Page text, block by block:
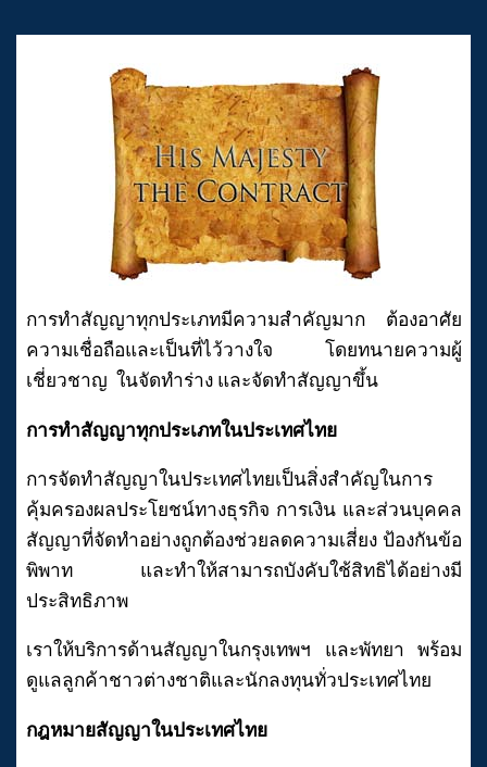
การทำสัญญาทุกประเภทมีความสำคัญมาก ต้องอาศัย
ความเชื่อถือและเป็นที่ไว้วางใจ โดยทนายความผู้
เชี่ยวชาญ ในจัดทำร่าง และจัดทำสัญญาขึ้น
การทำสัญญาทุกประเภทในประเทศไทย
การจัดทำสัญญาในประเทศไทยเป็นสิ่งสำคัญในการ
คุ้มครองผลประโยชน์ทางธุรกิจ การเงิน และส่วนบุคคล
สัญญาที่จัดทำอย่างถูกต้องช่วยลดความเสี่ยง ป้องกันข้อ
พิพาท และทำให้สามารถบังคับใช้สิทธิได้อย่างมี
ประสิทธิภาพ
เราให้บริการด้านสัญญาในกรุงเทพฯ และพัทยา พร้อม
ดูแลลูกค้าชาวต่างชาติและนักลงทุนทั่วประเทศไทย
กฎหมายสัญญาในประเทศไทย